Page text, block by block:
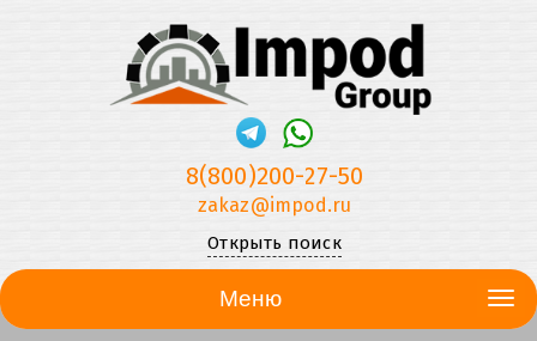
8(800)200-27-50
zakaz@impod.ru
Открыть поиск
Меню